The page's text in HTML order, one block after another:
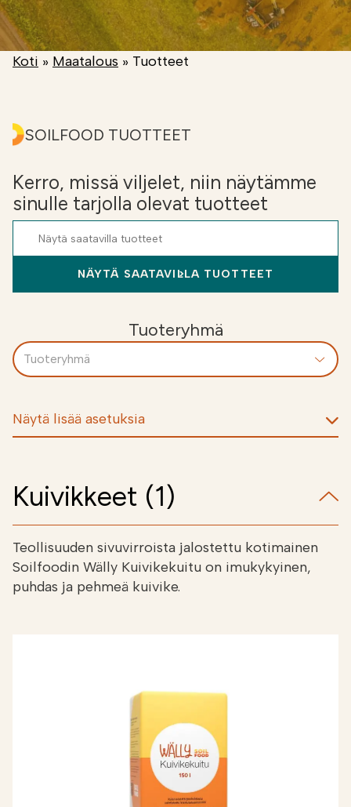
FI Etsi
VERKKOKAUPPA
Koti » Maatalous » Tuotteet
SOILFOOD TUOTTEET
Kerro, missä viljelet, niin näytämme
sinulle tarjolla olevat tuotteet
NÄYTÄ SAATAVILLA TUOTTEET
Tuoteryhmä
Näytä lisää asetuksia
Kuivikkeet (1)
Teollisuuden sivuvirroista jalostettu kotimainen
Soilfoodin Wälly Kuivikekuitu on imukykyinen,
puhdas ja pehmeä kuivike.